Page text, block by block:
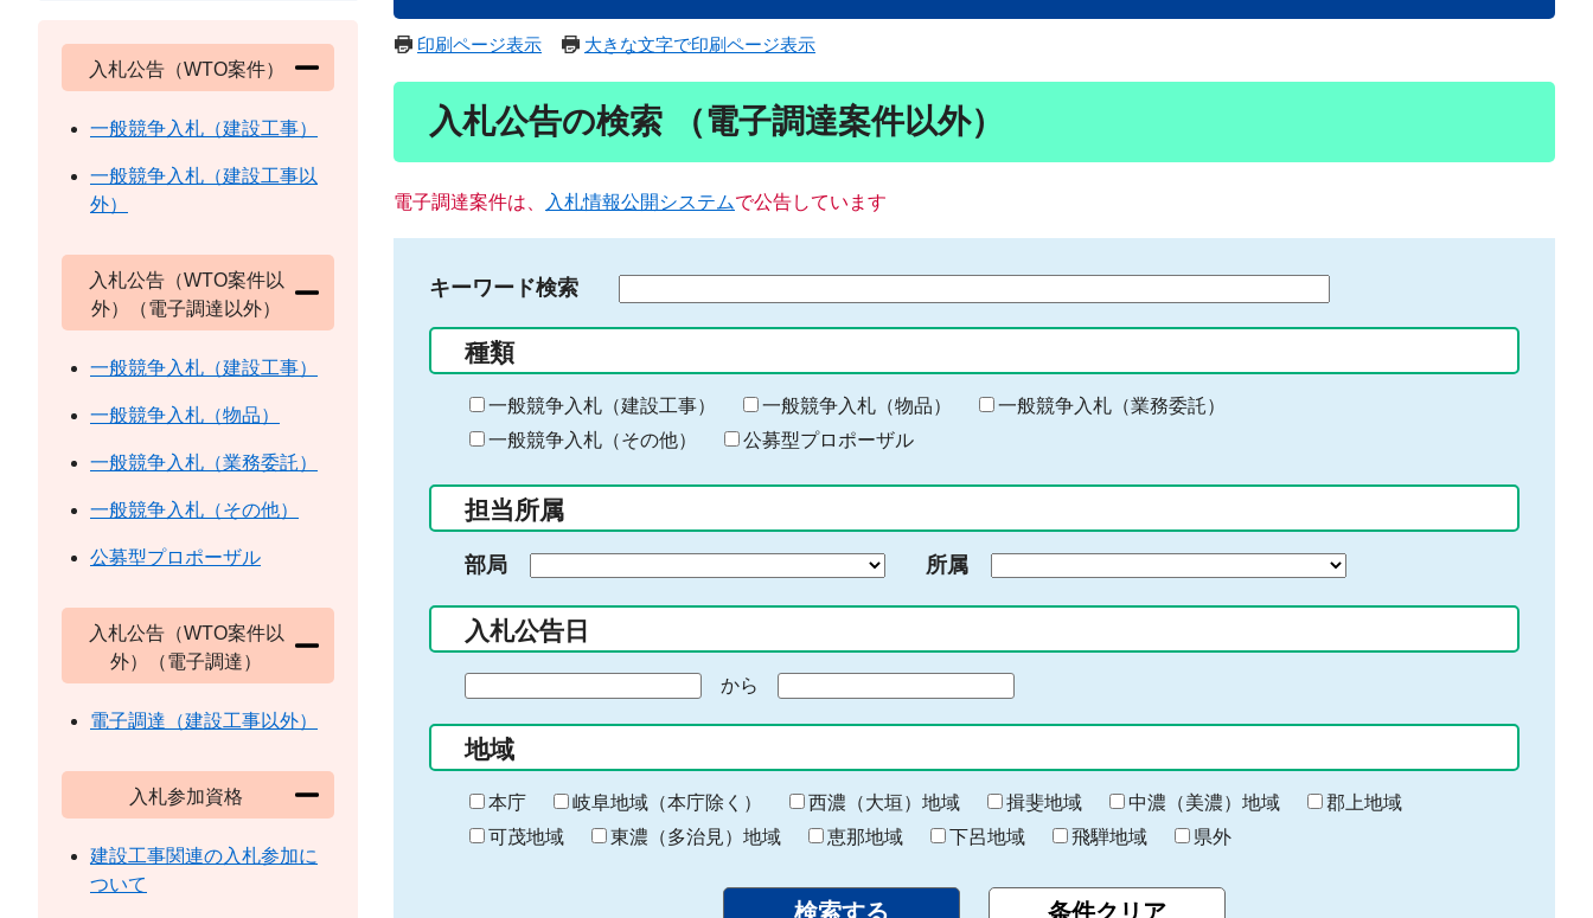
印刷ページ表示 大きな文字で印刷ページ表示
入札公告の検索 （電子調達案件以外）
電子調達案件は、 入札情報公開システムで公告しています
キーワード検索
る
キ
ー
ー
入
力
種類
一般競争入札（建設工事） 一般競争入札（物品）
一般競争入札（業務委託）
一般競争入札（その他）
公募型プロポーザル
担当所属
部局 所属
入札公告日
の
始
ま
り
から
終
わ
り
地域
本庁 岐阜地域（本庁除く） 西濃（大垣）地域 揖斐地域 中濃（美濃）地域
郡上地域
可茂地域
東濃（多治見）地域 恵那地域 下呂地域 飛騨地域 県外
入札公告（WTO案件）
一般競争入札（建設工事）
一般競争入札（建設工事以
外）
入札公告（WTO案件以
外）（電子調達以外）
一般競争入札（建設工事）
一般競争入札（物品）
一般競争入札（業務委託）
一般競争入札（その他）
公募型プロポーザル
入札公告（WTO案件以
外）（電子調達）
電子調達（建設工事以外）
入札参加資格
建設工事関連の入札参加に
ついて